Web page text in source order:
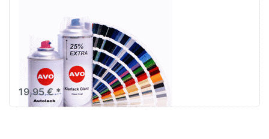
Lackspray-Set für
BMW B09 Marakesch
Braun Metallic 400ml
Basislack + 500ml
Klarlack
19,95 € *